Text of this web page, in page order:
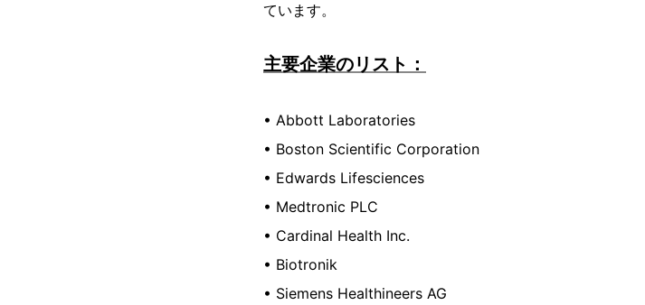
ています。
主要企業のリスト：
• Abbott Laboratories
• Boston Scientific Corporation
• Edwards Lifesciences
• Medtronic PLC
• Cardinal Health Inc.
• Biotronik
• Siemens Healthineers AG